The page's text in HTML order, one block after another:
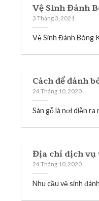
Vệ Sinh Đánh
3 Tháng 3, 2021
Vệ Sinh Đánh Bóng
Cách để đánh
24 Tháng 10, 2020
Sàn gỗ là nơi diễn
Địa chỉ dịch vụ
24 Tháng 10, 2020
Nhu cầu vệ sinh